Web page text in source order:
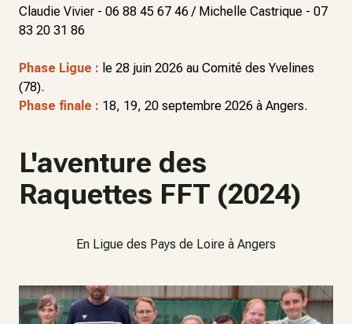
Claudie Vivier - 06 88 45 67 46 / Michelle Castrique - 07
83 20 31 86
Phase Ligue : le 28 juin 2026 au Comité des Yvelines
(78).
Phase finale : 18, 19, 20 septembre 2026 à Angers.
L'aventure des
Raquettes FFT (2024)
En Ligue des Pays de Loire à Angers